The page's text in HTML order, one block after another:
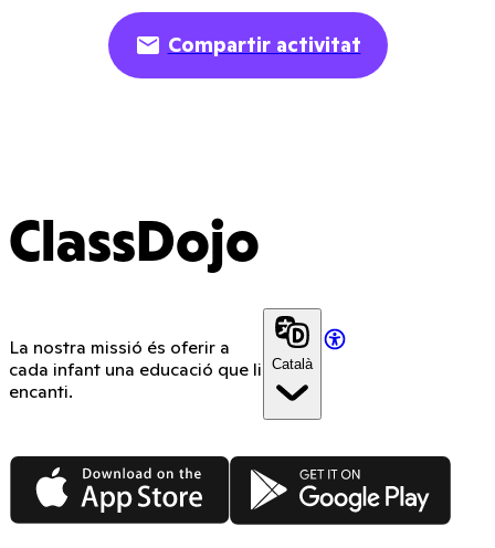
Compartir activitat
ClassDojo
La nostra missió és oferir a
cada infant una educació que li
encanti.
Català
App Store Google Play